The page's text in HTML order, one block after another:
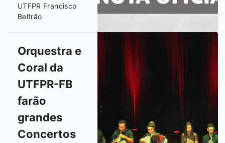
UTFPR Francisco
Beltrão
Orquestra e
Coral da
UTFPR-FB
farão
grandes
Concertos